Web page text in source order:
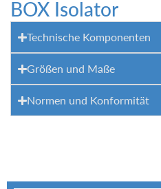
BOX Isolator
Technische Komponenten
Größen und Maße
Normen und Konformität